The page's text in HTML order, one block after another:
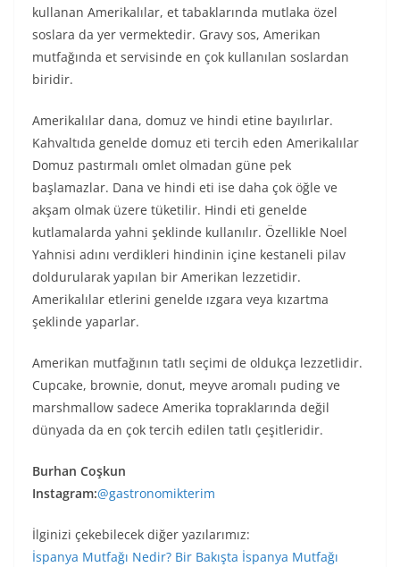
kullanan Amerikalılar, et tabaklarında mutlaka özel
soslara da yer vermektedir. Gravy sos, Amerikan
mutfağında et servisinde en çok kullanılan soslardan
biridir.
Amerikalılar dana, domuz ve hindi etine bayılırlar.
Kahvaltıda genelde domuz eti tercih eden Amerikalılar
Domuz pastırmalı omlet olmadan güne pek
başlamazlar. Dana ve hindi eti ise daha çok öğle ve
akşam olmak üzere tüketilir. Hindi eti genelde
kutlamalarda yahni şeklinde kullanılır. Özellikle Noel
Yahnisi adını verdikleri hindinin içine kestaneli pilav
doldurularak yapılan bir Amerikan lezzetidir.
Amerikalılar etlerini genelde ızgara veya kızartma
şeklinde yaparlar.
Amerikan mutfağının tatlı seçimi de oldukça lezzetlidir.
Cupcake, brownie, donut, meyve aromalı puding ve
marshmallow sadece Amerika topraklarında değil
dünyada da en çok tercih edilen tatlı çeşitleridir.
Burhan Coşkun
Instagram:@gastronomikterim
İlginizi çekebilecek diğer yazılarımız:
İspanya Mutfağı Nedir? Bir Bakışta İspanya Mutfağı